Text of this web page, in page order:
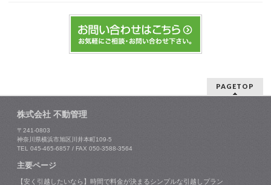
PAGETOP
株式会社 不動管理
〒241-0803
神奈川県横浜市旭区川井本町109-5
TEL 045-465-6857 / FAX 050-3588-3564
主要ページ
【安く引越したいなら】時間で料金が決まるシンプルな引越しプラン